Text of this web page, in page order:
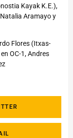
Kayak K.E.),
Aramayo y
Flores (Itxas-
OC-1, Andres